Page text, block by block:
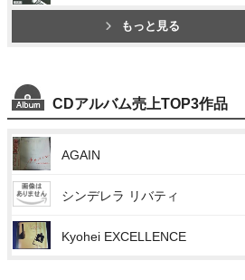
もっと見る
CDアルバム売上TOP3作品
AGAIN
シンデレラ リバティ
Kyohei EXCELLENCE